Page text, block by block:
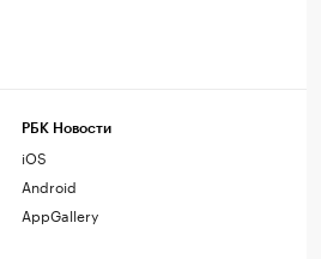
РБК Новости
iOS
Android
AppGallery